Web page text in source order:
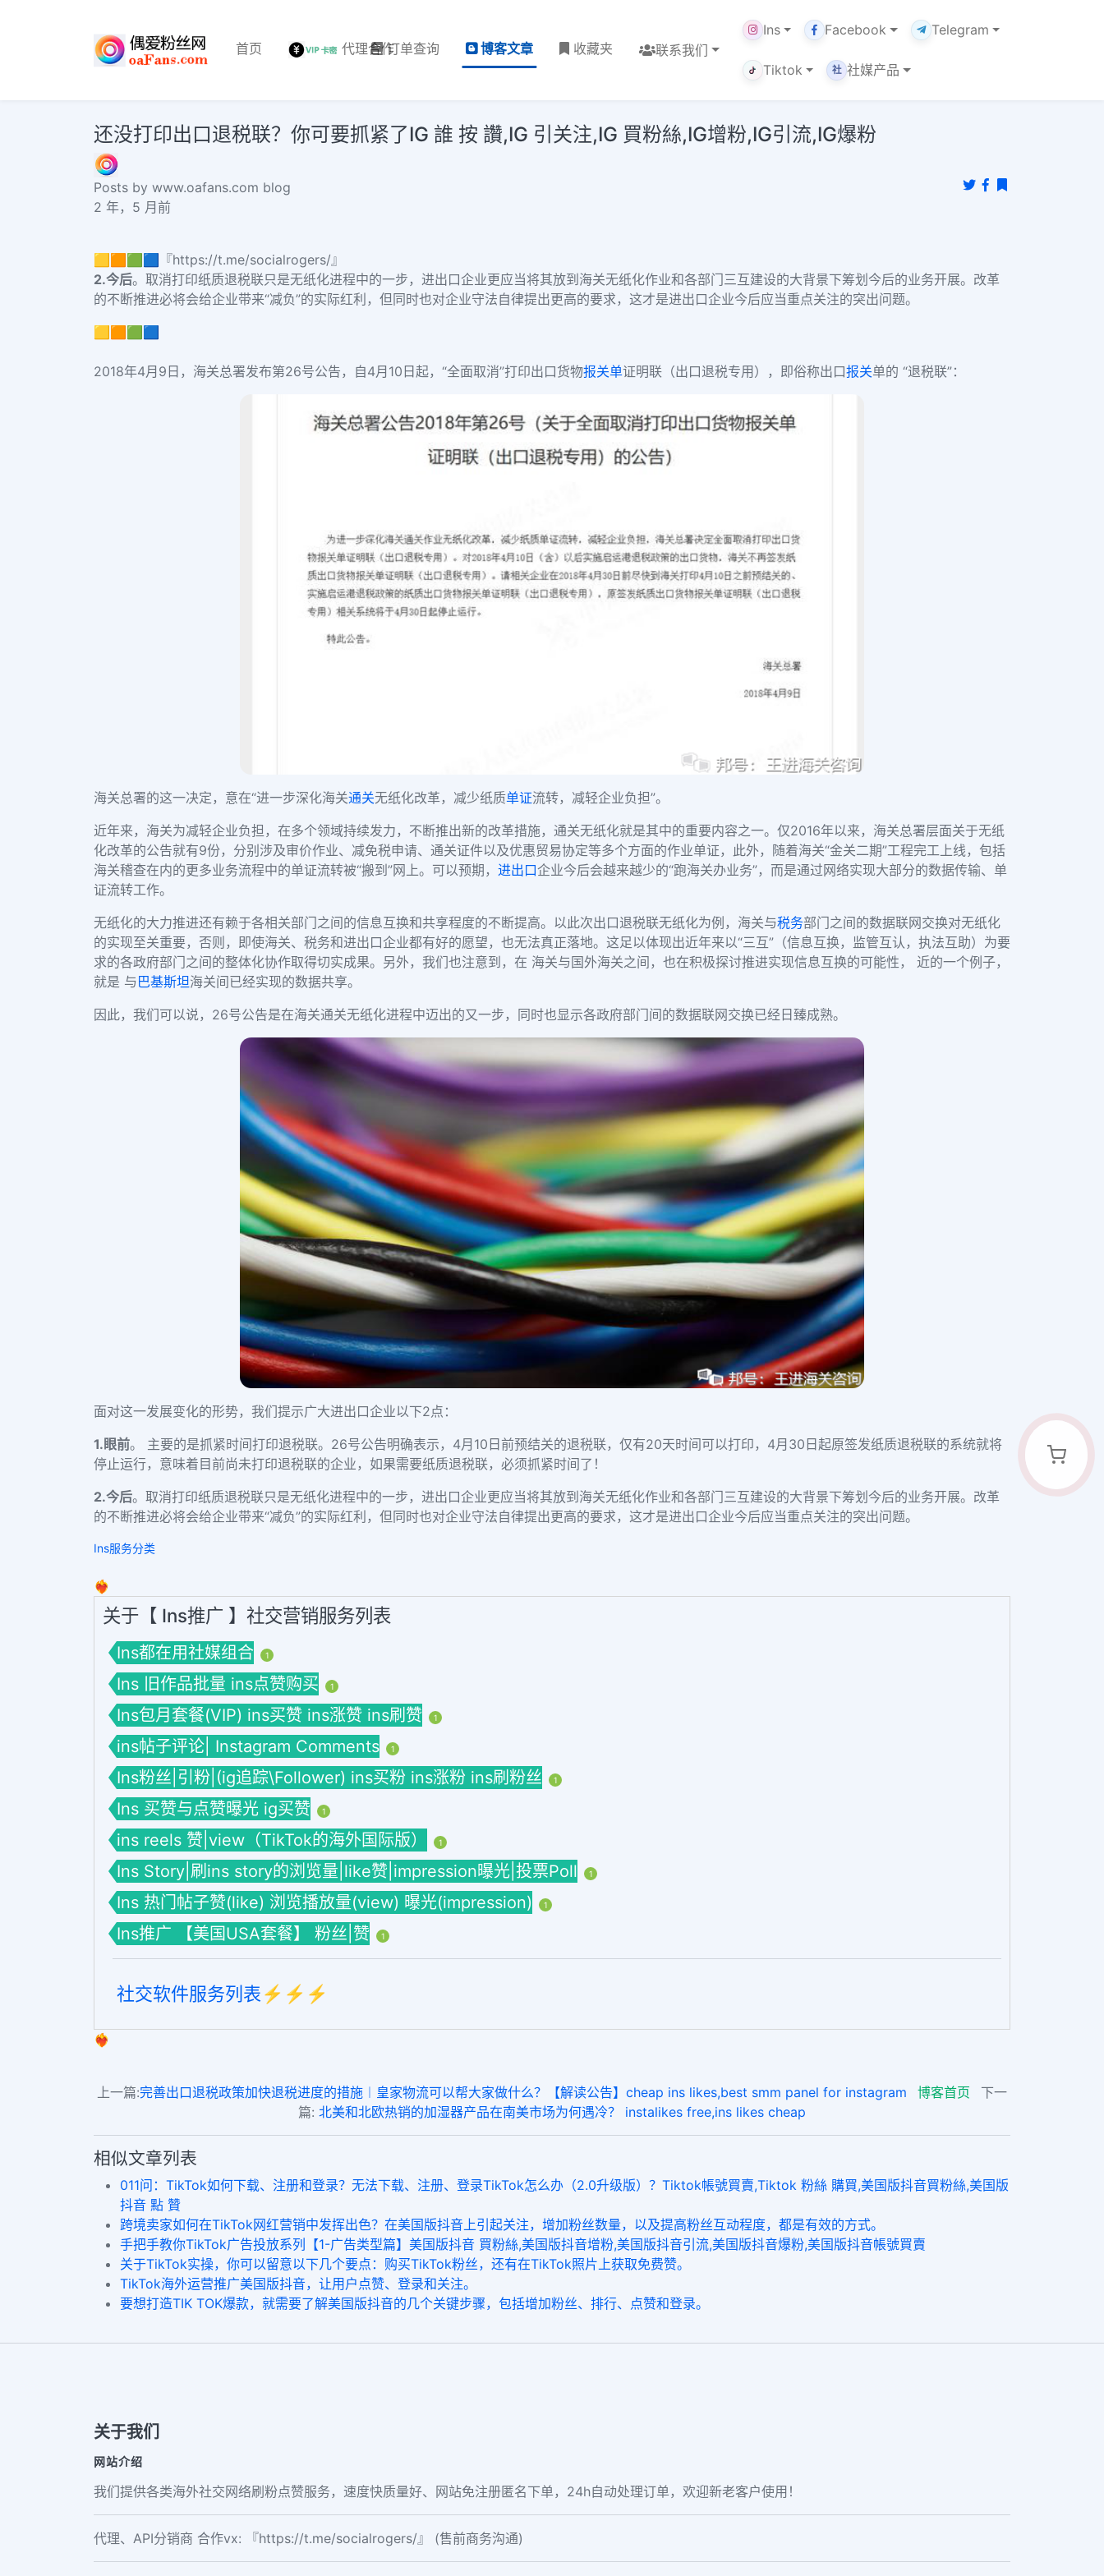
首页 代理合作订单查询 博客文章 收藏夹 联系我们
Ins Facebook Telegram
Tiktok 社 社媒产品
还没打印出口退税联？你可要抓紧了IG 誰 按 讚,IG 引关注,IG 買粉絲,IG增粉,IG引流,IG爆粉
Posts by www.oafans.com blog
2 年，5 月前
🟨🟧🟩🟦『https://t.me/socialrogers/』
2.今后。取消打印纸质退税联只是无纸化进程中的一步，进出口企业更应当将其放到海关无纸化作业和各部门三互建设的大背景下筹划今后的业务开展。改革
的不断推进必将会给企业带来“减负”的实际红利，但同时也对企业守法自律提出更高的要求，这才是进出口企业今后应当重点关注的突出问题。
🟨🟧🟩🟦
2018年4月9日，海关总署发布第26号公告，自4月10日起，“全面取消”打印出口货物报关单证明联（出口退税专用），即俗称出口报关单的 “退税联”：
海关总署的这一决定，意在“进一步深化海关通关无纸化改革，减少纸质单证流转，减轻企业负担”。
近年来，海关为减轻企业负担，在多个领域持续发力，不断推出新的改革措施，通关无纸化就是其中的重要内容之一。仅2016年以来，海关总署层面关于无纸
化改革的公告就有9份，分别涉及审价作业、减免税申请、通关证件以及优惠贸易协定等多个方面的作业单证，此外，随着海关“金关二期”工程完工上线，包括
海关稽查在内的更多业务流程中的单证流转被“搬到”网上。可以预期， 进出口企业今后会越来越少的“跑海关办业务”，而是通过网络实现大部分的数据传输、单
证流转工作。
无纸化的大力推进还有赖于各相关部门之间的信息互换和共享程度的不断提高。以此次出口退税联无纸化为例，海关与税务部门之间的数据联网交换对无纸化
的实现至关重要，否则，即使海关、税务和进出口企业都有好的愿望，也无法真正落地。这足以体现出近年来以“三互”（信息互换，监管互认，执法互助）为要
求的各政府部门之间的整体化协作取得切实成果。另外，我们也注意到，在 海关与国外海关之间，也在积极探讨推进实现信息互换的可能性， 近的一个例子，
就是 与巴基斯坦海关间已经实现的数据共享。
因此，我们可以说，26号公告是在海关通关无纸化进程中迈出的又一步，同时也显示各政府部门间的数据联网交换已经日臻成熟。
面对这一发展变化的形势，我们提示广大进出口企业以下2点：
1. 眼前。 主要的是抓紧时间打印退税联。26号公告明确表示，4月10日前预结关的退税联，仅有20天时间可以打印，4月30日起原签发纸质退税联的系统就将
停止运行，意味着目前尚未打印退税联的企业，如果需要纸质退税联，必须抓紧时间了！
2.今后。取消打印纸质退税联只是无纸化进程中的一步，进出口企业更应当将其放到海关无纸化作业和各部门三互建设的大背景下筹划今后的业务开展。改革
的不断推进必将会给企业带来“减负”的实际红利，但同时也对企业守法自律提出更高的要求，这才是进出口企业今后应当重点关注的突出问题。
Ins服务分类
❤️‍🔥
关于【 Ins推广 】社交营销服务列表
Ins都在用社媒组合 1
Ins 旧作品批量 ins点赞购买 1
Ins包月套餐(VIP) ins买赞 ins涨赞 ins刷赞 1
ins帖子评论| Instagram Comments 1
Ins粉丝|引粉|(ig追踪\Follower) ins买粉 ins涨粉 ins刷粉丝 1
Ins 买赞与点赞曝光 ig买赞 1
ins reels 赞|view（TikTok的海外国际版） 1
Ins Story|刷ins story的浏览量|like赞|impression曝光|投票Poll 1
Ins 热门帖子赞(like) 浏览播放量(view) 曝光(impression) 1
Ins推广 【美国USA套餐】 粉丝|赞 1
社交软件服务列表⚡️⚡️⚡️
❤️‍🔥
上一篇:完善出口退税政策加快退税进度的措施︱皇家物流可以帮大家做什么？【解读公告】cheap ins likes,best smm panel for instagram 博客首页
下一
篇: 北美和北欧热销的加湿器产品在南美市场为何遇冷？ instalikes free,ins likes cheap
相似文章列表
011问：TikTok如何下载、注册和登录？无法下载、注册、登录TikTok怎么办（2.0升级版）？Tiktok帳號買賣,Tiktok 粉絲 購買,美国版抖音買粉絲,美国版
抖音 點 贊
跨境卖家如何在TikTok网红营销中发挥出色？在美国版抖音上引起关注，增加粉丝数量，以及提高粉丝互动程度，都是有效的方式。
手把手教你TikTok广告投放系列【1-广告类型篇】美国版抖音 買粉絲,美国版抖音增粉,美国版抖音引流,美国版抖音爆粉,美国版抖音帳號買賣
关于TikTok实操，你可以留意以下几个要点：购买TikTok粉丝，还有在TikTok照片上获取免费赞。
TikTok海外运营推广美国版抖音，让用户点赞、登录和关注。
要想打造TIK TOK爆款，就需要了解美国版抖音的几个关键步骤，包括增加粉丝、排行、点赞和登录。
关于我们
网站介绍
我们提供各类海外社交网络刷粉点赞服务，速度快质量好、网站免注册匿名下单，24h自动处理订单，欢迎新老客户使用！
代理、API分销商 合作vx: 『https://t.me/socialrogers/』 (售前商务沟通)